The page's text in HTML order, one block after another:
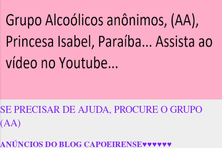
SE PRECISAR DE AJUDA, PROCURE O GRUPO
(AA)
ANÚNCIOS DO BLOG CAPOEIRENSE♥♥♥♥♥♥